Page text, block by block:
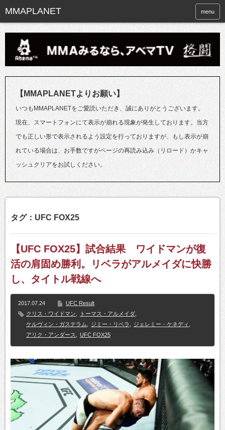
menu
【MMAPLANETよりお願い】
いつもMMAPLANETをご愛読いただき、誠にありがとうございます。
現在、スマートフォンにて表示が崩れる現象が発生しております。当方
でも正しい形で表示されるよう設定を行っておりますが、もし表示が崩
れている場合は、お手数ですがページの再読み込み（リロード）かキャ
ッシュクリアをお試しください。
タグ：UFC FOX25
【UFC FOX25】試合結果 ワイドマンが復
活の肩固め勝利。リベラがアルメイダに快勝
し、タイトル戦線へ
2017.07.24
UFC Result
クリス・ワイドマン
トーマス・アルメイダ
ケルヴィン・ガステラム
ジミー・リベラ ジェレミー・ケネディ
アリク・アンダース
UFC FOX25